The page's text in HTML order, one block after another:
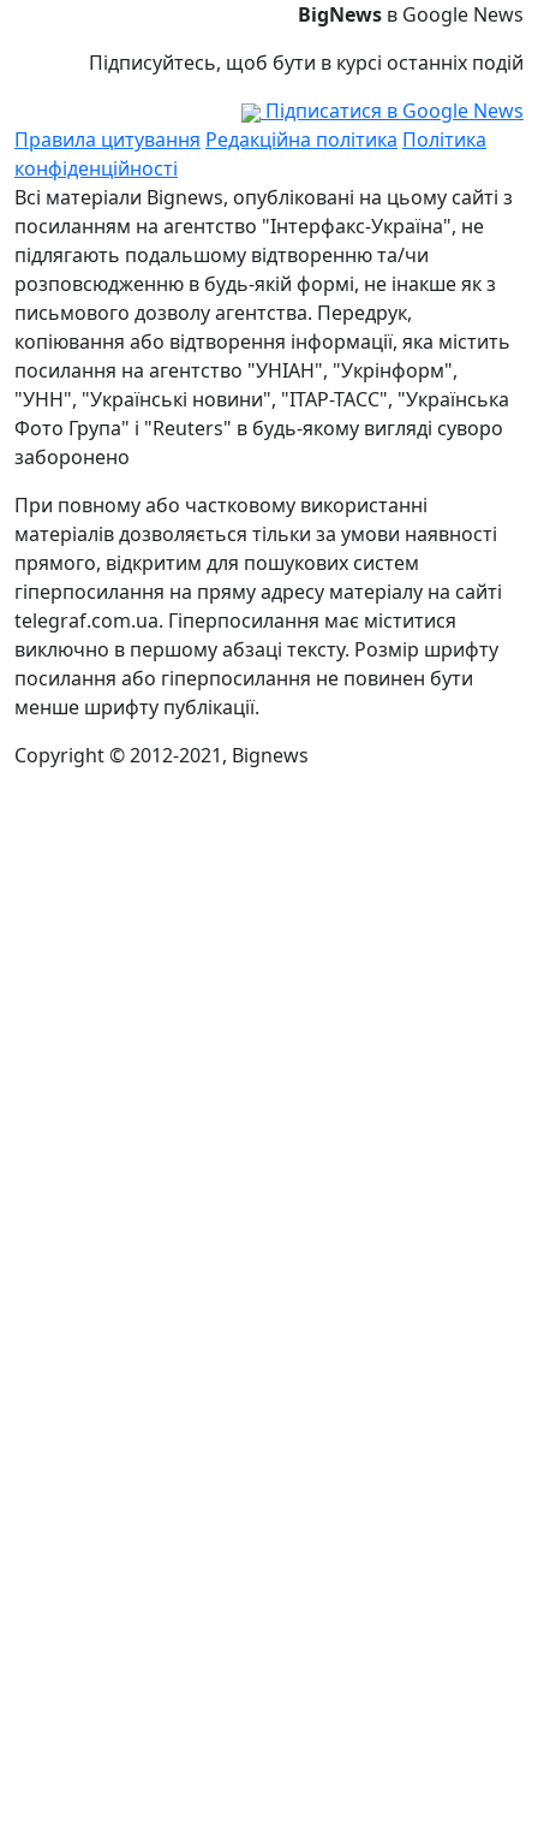
BigNews в Google News
Підписуйтесь, щоб бути в курсі останніх подій
Підписатися в Google News
Правила цитування Редакційна політика Політика
конфіденційності
Всі матеріали Bignews, опубліковані на цьому сайті з
посиланням на агентство "Інтерфакс-Україна", не
підлягають подальшому відтворенню та/чи
розповсюдженню в будь-якій формі, не інакше як з
письмового дозволу агентства. Передрук,
копіювання або відтворення інформації, яка містить
посилання на агентство "УНІАН", "Укрінформ",
"УНН", "Українські новини", "ІТАР-ТАСС", "Українська
Фото Група" і "Reuters" в будь-якому вигляді суворо
заборонено
При повному або частковому використанні
матеріалів дозволяється тільки за умови наявності
прямого, відкритим для пошукових систем
гіперпосилання на пряму адресу матеріалу на сайті
telegraf.com.ua. Гіперпосилання має міститися
виключно в першому абзаці тексту. Розмір шрифту
посилання або гіперпосилання не повинен бути
менше шрифту публікації.
Copyright © 2012-2021, Bignews